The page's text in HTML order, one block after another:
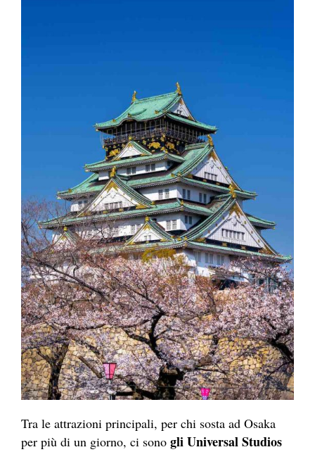
Tra le attrazioni principali, per chi sosta ad Osaka
per più di un giorno, ci sono gli Universal Studios